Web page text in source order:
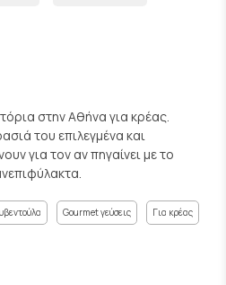
στην Αθήνα για κρέας.
του επιλεγμένα και
για τον αν πηγαίνει με το
Gourmet γεύσεις Για κρέας